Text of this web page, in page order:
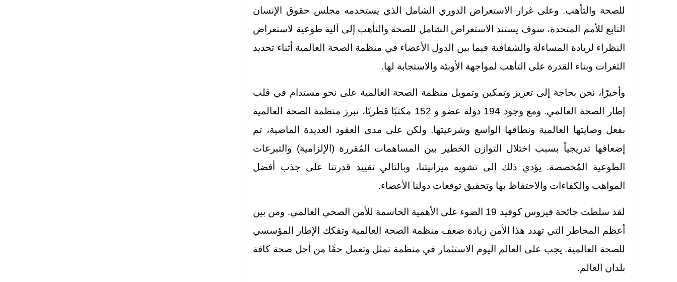
للصحة والتأهب. وعلى غرار الاستعراض الدوري الشامل الذي يستخدمه مجلس حقوق الإنسان
التابع للأمم المتحدة، سوف يستند الاستعراض الشامل للصحة والتأهب إلى آلية طوعية لاستعراض
النظراء لزيادة المساءلة والشفافية فيما بين الدول الأعضاء في منظمة الصحة العالمية أثناء تحديد
الثغرات وبناء القدرة على التأهب لمواجهة الأوبئة والاستجابة لها.
وأخيرًا، نحن بحاجة إلى تعزيز وتمكين وتمويل منظمة الصحة العالمية على نحو مستدام في قلب
إطار الصحة العالمي. ومع وجود 194 دولة عضو و 152 مكتبًا قطريًا، تبرز منظمة الصحة العالمية
بفعل وصايتها العالمية ونطاقها الواسع وشرعيتها. ولكن على مدى العقود العديدة الماضية، تم
إضعافها تدريجياً بسبب اختلال التوازن الخطير بين المساهمات المُقررة (الإلزامية) والتبرعات
الطوعية المُخصصة. يؤدي ذلك إلى تشويه ميزانيتنا، وبالتالي تقييد قدرتنا على جذب أفضل
المواهب والكفاءات والاحتفاظ بها وتحقيق توقعات دولنا الأعضاء.
لقد سلطت جائحة فيروس كوفيد 19 الضوء على الأهمية الحاسمة للأمن الصحي العالمي. ومن بين
أعظم المخاطر التي تهدد هذا الأمن زيادة ضعف منظمة الصحة العالمية وتفكك الإطار المؤسسي
للصحة العالمية. يجب على العالم اليوم الاستثمار في منظمة تمثل وتعمل حقًا من أجل صحة كافة
بلدان العالم.